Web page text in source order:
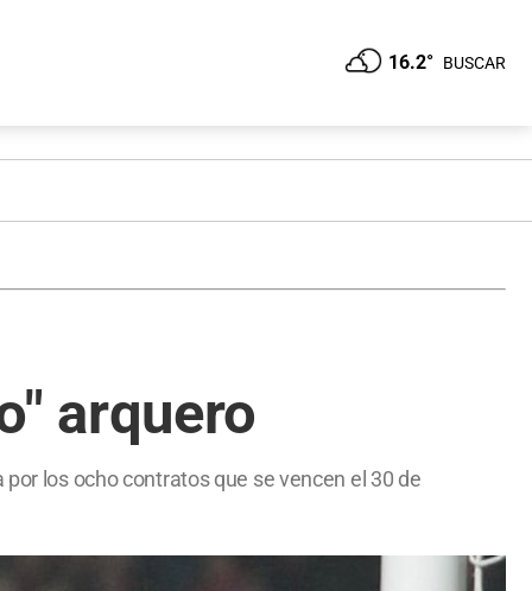
16.2° BUSCAR
arquero
los ocho contratos que se vencen el 30 de